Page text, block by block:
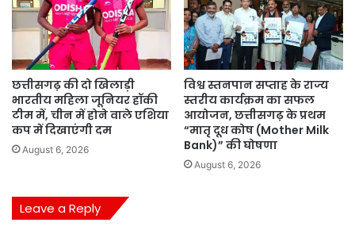
छत्तीसगढ़ की दो खिलाड़ी
भारतीय महिला जूनियर हॉकी
टीम में, चीन में होने वाले एशिया
कप में दिखाएंगी दम
August 6, 2026
विश्व स्तनपान सप्ताह के राज्य
स्तरीय कार्यक्रम का सफल
आयोजन, छत्तीसगढ़ के प्रथम
“मातृ दूध कोष (Mother Milk
Bank)” की घोषणा
August 6, 2026
Leave a Reply